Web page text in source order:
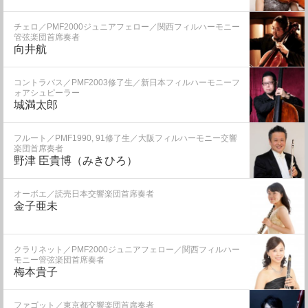
チェロ／PMF2000ジュニアフェロー／関西フィルハーモニー
管弦楽団首席奏者
向井航
コントラバス／PMF2003修了生／新日本フィルハーモニーフ
ォアシュピーラー
城満太郎
フルート／PMF1990, 91修了生／大阪フィルハーモニー交響
楽団首席奏者
野津 臣貴博（みきひろ）
オーボエ／読売日本交響楽団首席奏者
金子亜未
クラリネット／PMF2000ジュニアフェロー／関西フィルハー
モニー管弦楽団首席奏者
梅本貴子
ファゴット／東京都交響楽団首席奏者